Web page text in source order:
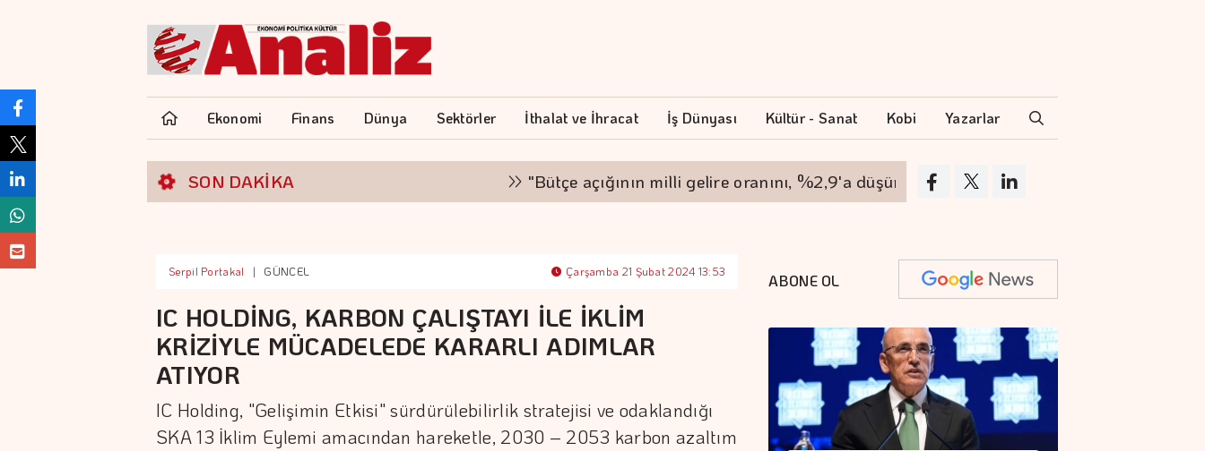
Ekonomi Finans Dünya Sektörler İthalat ve İhracat İş Dünyası Kültür - Sanat Kobi Yazarlar
SON DAKİKA "Bütçe açığının milli gelire oranını, %2,9'a düşürdük" Otomotiv ihracatı temmuzda
Serpil Portakal | GÜNCEL Çarşamba 21 Şubat 2024 13:53
IC HOLDİNG, KARBON ÇALIŞTAYI İLE İKLİM
KRİZİYLE MÜCADELEDE KARARLI ADIMLAR
ATIYOR
IC Holding, "Gelişimin Etkisi" sürdürülebilirlik stratejisi ve odaklandığı
SKA 13 İklim Eylemi amacından hareketle, 2030 – 2053 karbon azaltım
ABONE OL